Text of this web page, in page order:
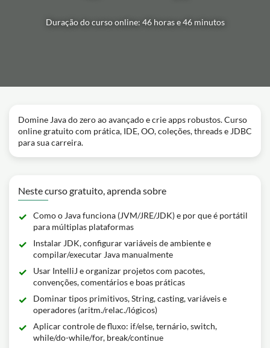
Duração do curso online: 46 horas e 46 minutos
Domine Java do zero ao avançado e crie apps robustos. Curso
online gratuito com prática, IDE, OO, coleções, threads e JDBC
para sua carreira.
Neste curso gratuito, aprenda sobre
Como o Java funciona (JVM/JRE/JDK) e por que é portátil
para múltiplas plataformas
Instalar JDK, configurar variáveis de ambiente e
compilar/executar Java manualmente
Usar IntelliJ e organizar projetos com pacotes,
convenções, comentários e boas práticas
Dominar tipos primitivos, String, casting, variáveis e
operadores (aritm./relac./lógicos)
Aplicar controle de fluxo: if/else, ternário, switch,
while/do-while/for, break/continue